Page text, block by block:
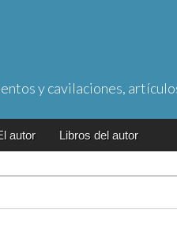
y cavilaciones,
autor Libros del autor